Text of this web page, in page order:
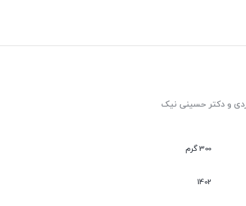
و دکتر حسینی نیک
300 گرم
1402